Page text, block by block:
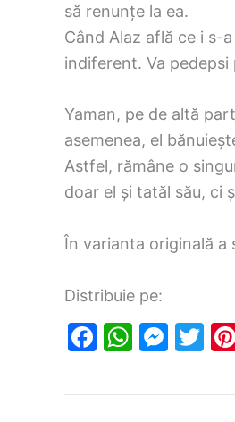
să renunțe la ea.
Când Alaz află ce i s-
indiferent. Va
Yaman, pe de altă
asemenea, el
Astfel, rămâne o
doar el și tatăl său, ci
În varianta originală a
Distribuie pe:
F
c
W
at
M
s
T
itt